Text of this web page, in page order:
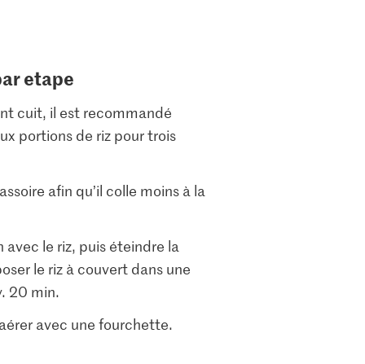
etape
cuit, il est recommandé
portions de riz pour trois
afin qu’il colle moins à la
avec le riz, puis éteindre la
le riz à couvert dans une
20 min.
avec une fourchette.